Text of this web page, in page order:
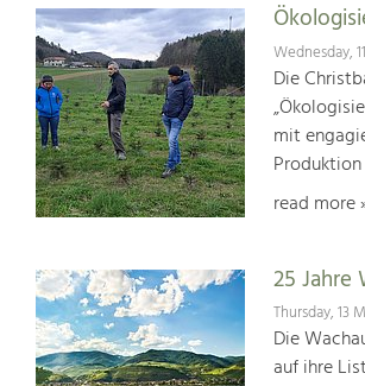
Wednesday,
Die
mit
read more
25 Jahre
Thursday, 13
Die
auf ihre